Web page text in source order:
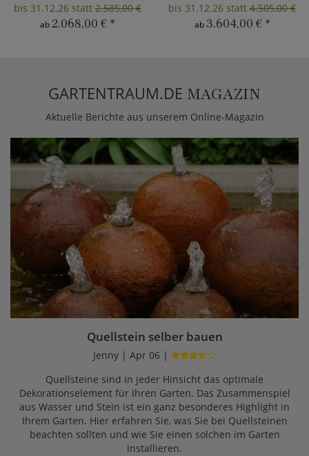
bis 31.12.26 statt2.585,00 €
ab2.068,00 € *
bis 31.12.26 statt4.505,00 €
ab 3.604,00 € *
GARTENTRAUM.DE MAGAZIN
Aktuelle Berichte aus unserem Online-Magazin
Quellstein selber bauen
Jenny | Apr 06 |
Quellsteine sind in jeder Hinsicht das optimale
Dekorationselement für Ihren Garten. Das Zusammenspiel
aus Wasser und Stein ist ein ganz besonderes Highlight in
Ihrem Garten. Hier erfahren Sie, was Sie bei Quellsteinen
beachten sollten und wie Sie einen solchen im Garten
installieren.